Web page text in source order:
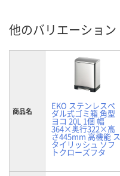
他のバリエーション
商品名 EKO ステンレスぺ
ダル式ゴミ箱 角型
ヨコ 20L 1個 幅
364×奥行322×高
さ445mm 高機能 ス
タイリッシュ ソフ
トクローズフタ